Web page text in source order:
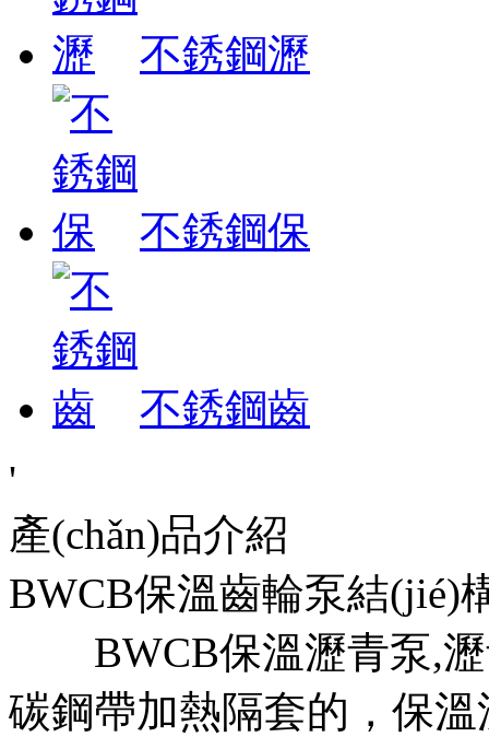
不銹鋼瀝
不銹鋼保
不銹鋼齒
'
產(chǎn)品介紹
BWCB保溫齒輪泵結(jié)
BWCB保溫瀝青泵,瀝
碳鋼帶加熱隔套的，保